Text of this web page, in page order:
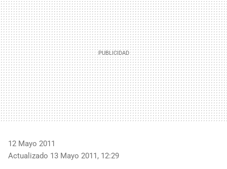
12 Mayo 2011
Actualizado 13 Mayo 2011, 12:29